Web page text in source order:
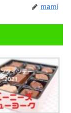
mami